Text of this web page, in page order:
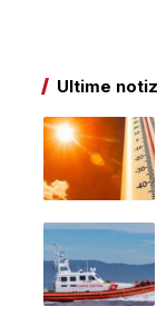
Ultime